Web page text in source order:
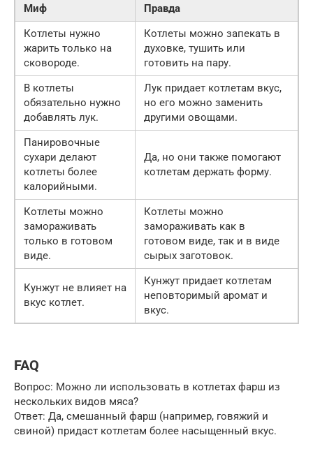
Миф
Правда
Котлеты нужно
жарить только на
сковороде.
Котлеты можно запекать в
духовке, тушить или
готовить на пару.
В котлеты
обязательно нужно
добавлять лук.
Лук придает котлетам вкус,
но его можно заменить
другими овощами.
Панировочные
сухари делают
котлеты более
калорийными.
Да, но они также помогают
котлетам держать форму.
Котлеты можно
замораживать
только в готовом
виде.
Котлеты можно
замораживать как в
готовом виде, так и в виде
сырых заготовок.
Кунжут не влияет на
вкус котлет.
Кунжут придает котлетам
неповторимый аромат и
вкус.
FAQ
Вопрос: Можно ли использовать в котлетах фарш из
нескольких видов мяса?
Ответ: Да, смешанный фарш (например, говяжий и
свиной) придаст котлетам более насыщенный вкус.